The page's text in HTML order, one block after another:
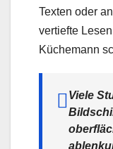
Texten oder
vertiefte
Küchemann
Viele